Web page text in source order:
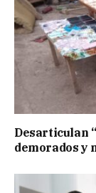
Desarticulan
demorados y